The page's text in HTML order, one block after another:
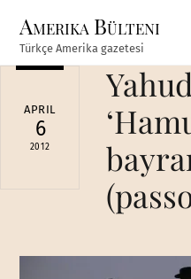
content
Amerika Bülteni
Türkçe Amerika gazetesi
APRIL
6
2012